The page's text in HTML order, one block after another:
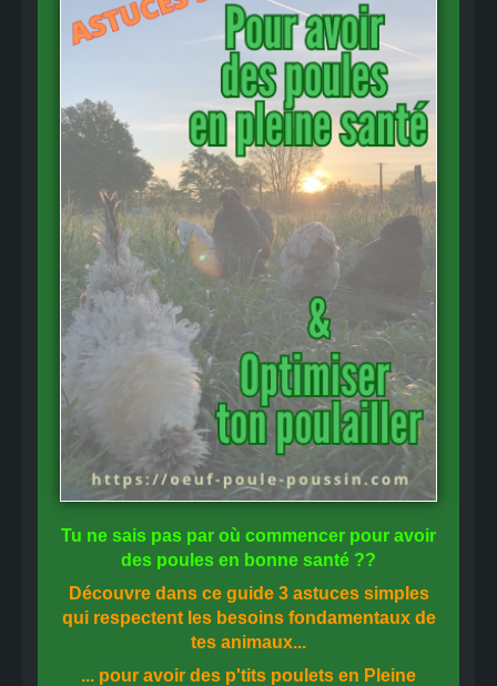
Tu ne sais pas par où commencer pour avoir
des poules en bonne santé ??
Découvre dans ce guide 3 astuces simples
qui respectent les besoins fondamentaux de
tes animaux...
... pour avoir des p'tits poulets en Pleine